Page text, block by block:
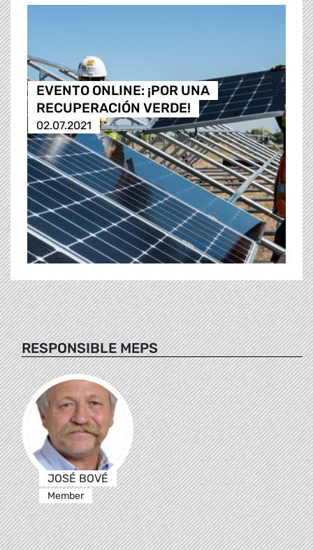
EVENTO ONLINE: ¡POR UNA
RECUPERACIÓN VERDE!
02.07.2021
RESPONSIBLE MEPS
JOSÉ BOVÉ
Member